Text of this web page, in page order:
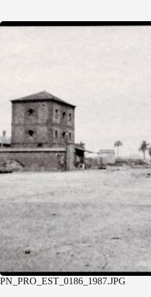
PN_PRO_EST_0186_1987.JPG